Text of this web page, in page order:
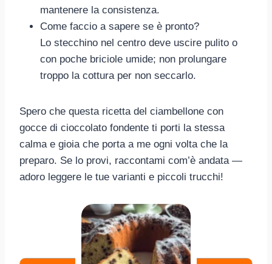
mantenere la consistenza.
Come faccio a sapere se è pronto?
Lo stecchino nel centro deve uscire pulito o
con poche briciole umide; non prolungare
troppo la cottura per non seccarlo.
Spero che questa ricetta del ciambellone con
gocce di cioccolato fondente ti porti la stessa
calma e gioia che porta a me ogni volta che la
preparo. Se lo provi, raccontami com’è andata —
adoro leggere le tue varianti e piccoli trucchi!